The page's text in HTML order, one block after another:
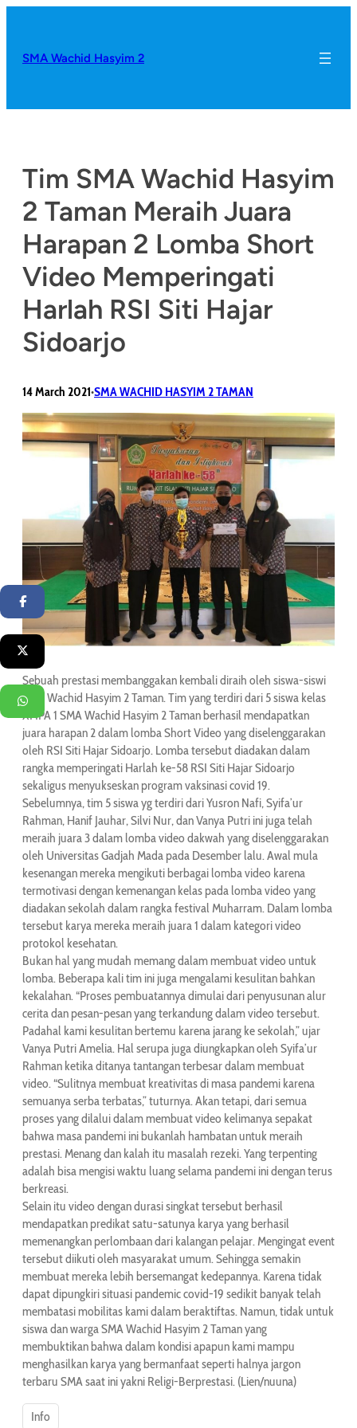
SMA Wachid Hasyim 2
Tim SMA Wachid Hasyim
2 Taman Meraih Juara
Harapan 2 Lomba Short
Video Memperingati
Harlah RSI Siti Hajar
Sidoarjo
14 March 2021•SMA WACHID HASYIM 2 TAMAN
Sebuah prestasi membanggakan kembali diraih oleh siswa-siswi
SMA Wachid Hasyim 2 Taman. Tim yang terdiri dari 5 siswa kelas
XI IPA 1 SMA Wachid Hasyim 2 Taman berhasil mendapatkan
juara harapan 2 dalam lomba Short Video yang diselenggarakan
oleh RSI Siti Hajar Sidoarjo. Lomba tersebut diadakan dalam
rangka memperingati Harlah ke-58 RSI Siti Hajar Sidoarjo
sekaligus menyukseskan program vaksinasi covid 19.
Sebelumnya, tim 5 siswa yg terdiri dari Yusron Nafi, Syifa’ur
Rahman, Hanif Jauhar, Silvi Nur, dan Vanya Putri ini juga telah
meraih juara 3 dalam lomba video dakwah yang diselenggarakan
oleh Universitas Gadjah Mada pada Desember lalu. Awal mula
kesenangan mereka mengikuti berbagai lomba video karena
termotivasi dengan kemenangan kelas pada lomba video yang
diadakan sekolah dalam rangka festival Muharram. Dalam lomba
tersebut karya mereka meraih juara 1 dalam kategori video
protokol kesehatan.
Bukan hal yang mudah memang dalam membuat video untuk
lomba. Beberapa kali tim ini juga mengalami kesulitan bahkan
kekalahan. “Proses pembuatannya dimulai dari penyusunan alur
cerita dan pesan-pesan yang terkandung dalam video tersebut.
Padahal kami kesulitan bertemu karena jarang ke sekolah,” ujar
Vanya Putri Amelia. Hal serupa juga diungkapkan oleh Syifa’ur
Rahman ketika ditanya tantangan terbesar dalam membuat
video. “Sulitnya membuat kreativitas di masa pandemi karena
semuanya serba terbatas,” tuturnya. Akan tetapi, dari semua
proses yang dilalui dalam membuat video kelimanya sepakat
bahwa masa pandemi ini bukanlah hambatan untuk meraih
prestasi. Menang dan kalah itu masalah rezeki. Yang terpenting
adalah bisa mengisi waktu luang selama pandemi ini dengan terus
berkreasi.
Selain itu video dengan durasi singkat tersebut berhasil
mendapatkan predikat satu-satunya karya yang berhasil
memenangkan perlombaan dari kalangan pelajar. Mengingat event
tersebut diikuti oleh masyarakat umum. Sehingga semakin
membuat mereka lebih bersemangat kedepannya. Karena tidak
dapat dipungkiri situasi pandemic covid-19 sedikit banyak telah
membatasi mobilitas kami dalam beraktiftas. Namun, tidak untuk
siswa dan warga SMA Wachid Hasyim 2 Taman yang
membuktikan bahwa dalam kondisi apapun kami mampu
menghasilkan karya yang bermanfaat seperti halnya jargon
terbaru SMA saat ini yakni Religi-Berprestasi. (Lien/nuuna)
Info
Facebook
Twitter
WhatsApp